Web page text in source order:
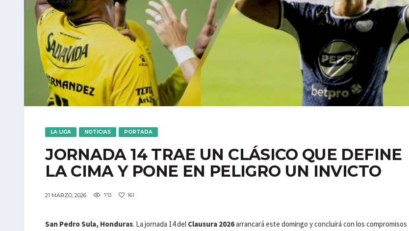
LA LIGA NOTICIAS PORTADA
JORNADA 14 TRAE UN CLÁSICO QUE DEFINE
LA CIMA Y PONE EN PELIGRO UN INVICTO
21 MARZO, 2026 713 161
San Pedro Sula, Honduras. La jornada 14 del Clausura 2026arrancará este domingo y concluirá con los compromisos